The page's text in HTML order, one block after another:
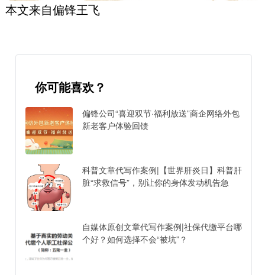
本文来自偏锋王飞
你可能喜欢？
偏锋公司“喜迎双节·福利放送”商企网络外包
新老客户体验回馈
科普文章代写作案例|【世界肝炎日】科普肝
脏“求救信号”，别让你的身体发动机告急
自媒体原创文章代写作案例|社保代缴平台哪
个好？如何选择不会“被坑”？